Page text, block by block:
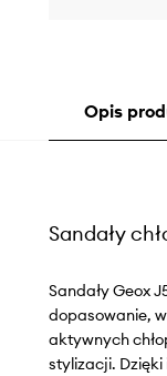
Opis
Sandały
Sandały Geox
dopasowanie,
aktywnych
stylizacji.